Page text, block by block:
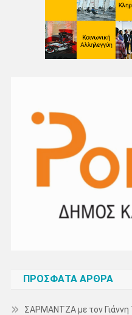
ΠΡΌΣΦΑΤΑ ΆΡΘΡΑ
ΣΑΡΜΑΝΤΖΑ με τον Γιάννη